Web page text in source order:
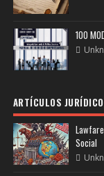
100
ARTÍCULOS
Social